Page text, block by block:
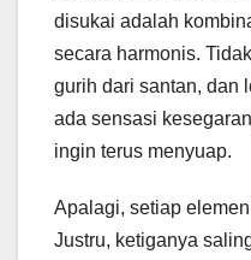
disukai adalah
secara harmonis.
gurih dari santan, dan
ada sensasi
ingin terus menyuap.
Apalagi, setiap
Justru, ketiganya